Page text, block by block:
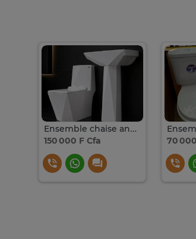
Ensemble chaise anglaise et Lavabo complet
150 000 F Cfa
70